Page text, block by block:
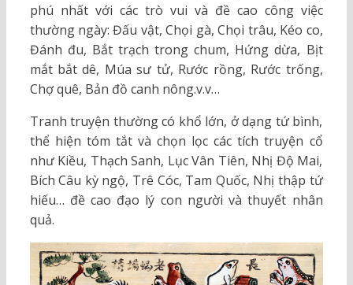
phú nhất với các trò vui và đề cao công việc
thường ngày: Đấu vật, Chọi gà, Chọi trâu, Kéo co,
Đánh đu, Bắt trạch trong chum, Hứng dừa, Bịt
mắt bắt dê, Múa sư tử, Rước rồng, Rước trống,
Chợ quê, Bản đồ canh nông.v.v…
Tranh truyện thường có khổ lớn, ở dạng tứ bình,
thể hiện tóm tắt và chọn lọc các tích truyện cổ
như Kiều, Thạch Sanh, Lục Vân Tiên, Nhị Độ Mai,
Bích Câu kỳ ngộ, Trê Cóc, Tam Quốc, Nhị thập tứ
hiếu… đề cao đạo lý con người và thuyết nhân
quả.